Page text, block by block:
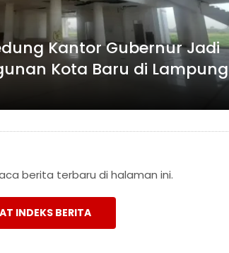
Kantor Gubernur Jadi
Kota Baru di Lampung
berita terbaru di halaman ini.
INDEKS BERITA